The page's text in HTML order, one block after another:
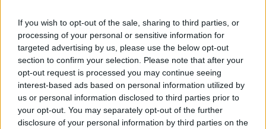
If you wish to opt-out of the sale, sharing to third parties, or
processing of your personal or sensitive information for
targeted advertising by us, please use the below opt-out
section to confirm your selection. Please note that after your
opt-out request is processed you may continue seeing
interest-based ads based on personal information utilized by
us or personal information disclosed to third parties prior to
your opt-out. You may separately opt-out of the further
disclosure of your personal information by third parties on the
Nőileg
B. Máthé Zsuzsa: Az élet
„doktoriját” végeztem el az
epilepsziámmal